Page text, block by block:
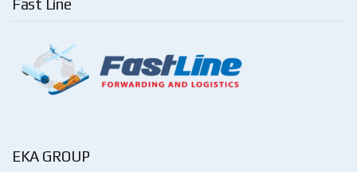
Fast Line
EKA GROUP